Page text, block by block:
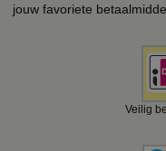
jouw favoriete
Veilig